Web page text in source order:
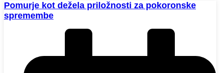
Pomurje kot dežela priložnosti za pokoronske
spremembe